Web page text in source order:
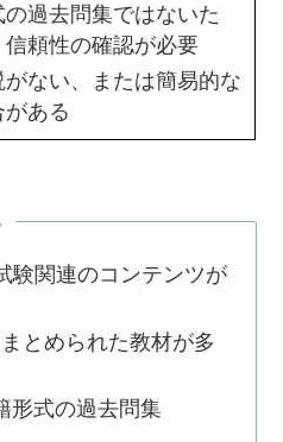
の過去問集ではないた
信頼性の確認が必要
がない、または簡易的な
がある
験関連のコンテンツが
とめられた教材が多
形式の過去問集